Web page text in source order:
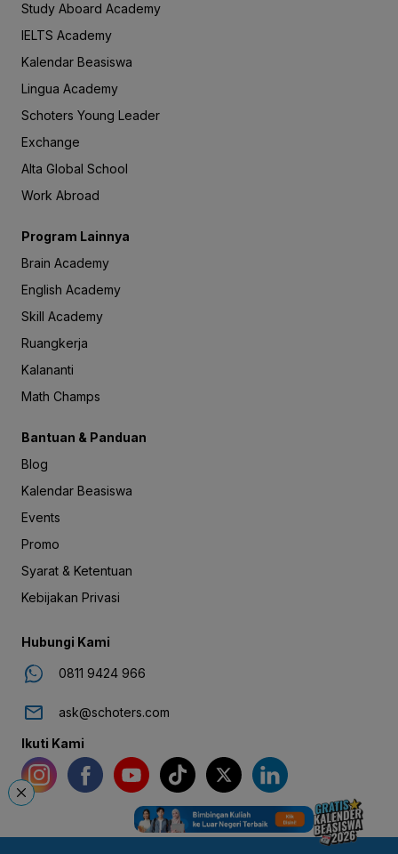
Study Aboard Academy
IELTS Academy
Kalendar Beasiswa
Lingua Academy
Schoters Young Leader
Exchange
Alta Global School
Work Abroad
Program Lainnya
Brain Academy
English Academy
Skill Academy
Ruangkerja
Kalananti
Math Champs
Bantuan & Panduan
Blog
Kalendar Beasiswa
Events
Promo
Syarat & Ketentuan
Kebijakan Privasi
Hubungi Kami
0811 9424 966
ask@schoters.com
Ikuti Kami